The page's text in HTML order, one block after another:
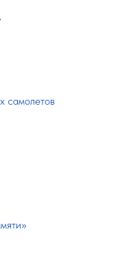
самолетов